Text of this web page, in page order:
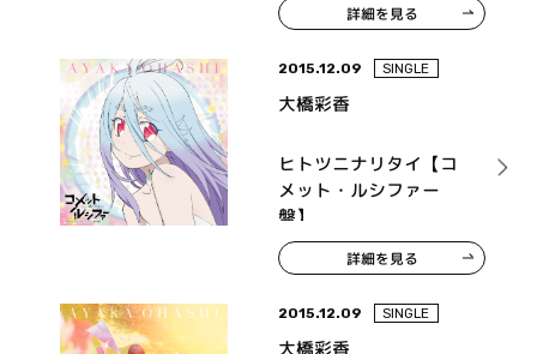
詳細を見る
2015.12.09 SINGLE
大橋彩香
ヒトツニナリタイ【コ
メット・ルシファー
盤】
詳細を見る
2015.12.09 SINGLE
大橋彩香